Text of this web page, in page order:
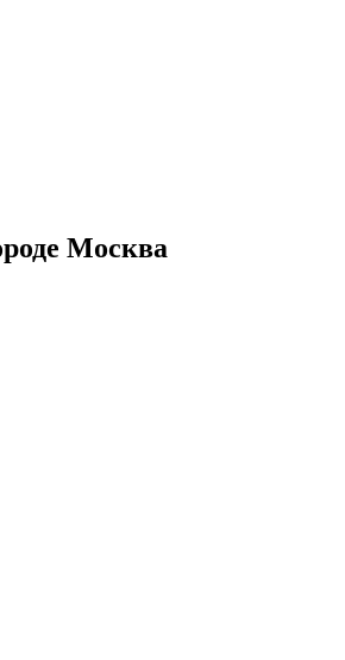
Москва